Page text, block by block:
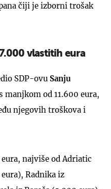
čiji je izborni trošak
vlastitih eura
SDP-ovu Sanju
manjkom od 11.600 eura,
njegovih troškova i
najviše od Adriatic
Radnika iz